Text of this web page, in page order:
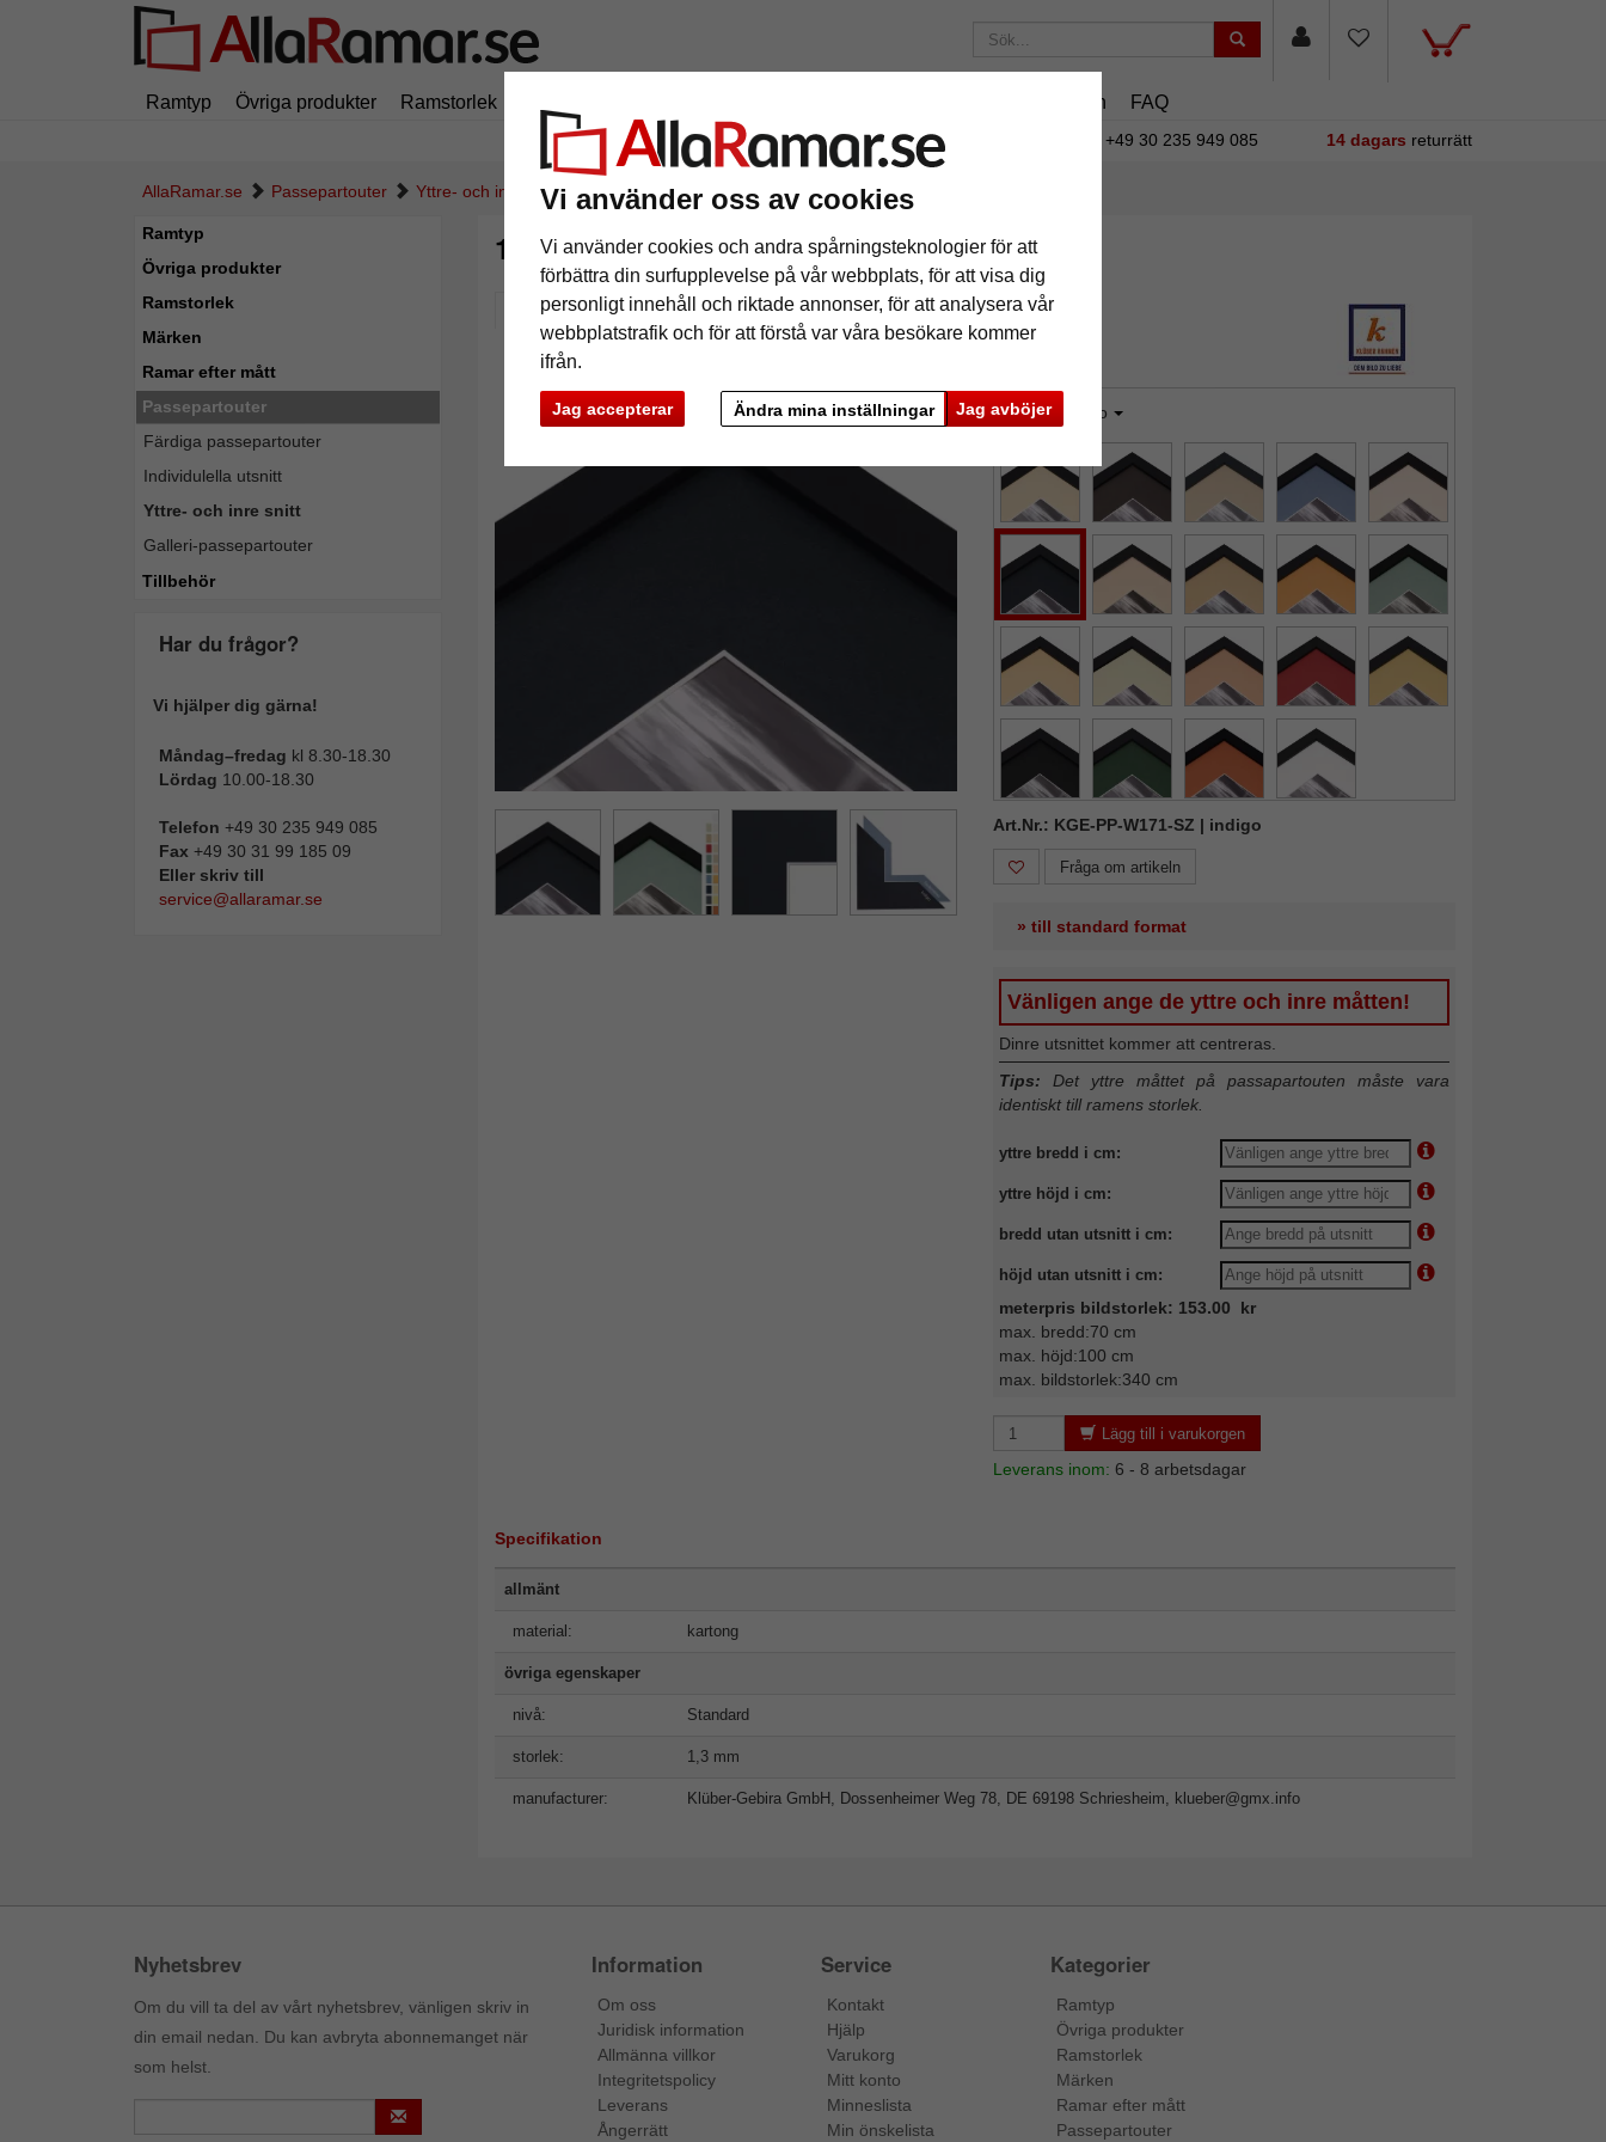
Vi använder oss av cookies
Vi använder cookies och andra spårningsteknologier för att
förbättra din surfupplevelse på vår webbplats, för att visa dig
personligt innehåll och riktade annonser, för att analysera vår
webbplatstrafik och för att förstå var våra besökare kommer
ifrån.
Jag accepterar Jag avböjer
Ändra mina inställningar
Ramtyp Övriga produkter Ramstorlek Magasin FAQ
195 kr i leveranskostnad.Oavsett hur mycket du beställer. +49 30 235 949 085 14 dagars returrätt
AllaRamar.se Passepartouter Yttre- och inre snitt 1,3 mm passepartout efter mått
Ramtyp
Övriga produkter
Ramstorlek
Märken
Ramar efter mått
Passepartouter
Färdiga passepartouter
Individulella utsnitt
Yttre- och inre snitt
Galleri-passepartouter
Tillbehör
Har du frågor?
Vi hjälper dig gärna!
Måndag–fredag kl 8.30-18.30
Lördag 10.00-18.30
Telefon +49 30 235 949 085
Fax +49 30 31 99 185 09
Eller skriv till
service@allaramar.se
1,3 mm passepartout efter mått
Pictures Preview
Nästa
färg: indigo
Art.Nr.: KGE-PP-W171-SZ | indigo
Fråga om artikeln
» till standard format
Vänligen ange de yttre och inre måtten!
Dinre utsnittet kommer att centreras.
Tips: Det yttre måttet på passapartouten måste vara
identiskt till ramens storlek.
yttre bredd i cm:
yttre höjd i cm:
bredd utan utsnitt i cm:
höjd utan utsnitt i cm:
meterpris bildstorlek: 153.00 kr
max. bredd:70 cm
max. höjd:100 cm
max. bildstorlek:340 cm
Lägg till i varukorgen
Leverans inom: 6 - 8 arbetsdagar
Specifikation
allmänt
material: kartong
övriga egenskaper
nivå: Standard
storlek: 1,3 mm
manufacturer: Klüber-Gebira GmbH, Dossenheimer Weg 78, DE 69198 Schriesheim, klueber@gmx.info
Nyhetsbrev
Om du vill ta del av vårt nyhetsbrev, vänligen skriv in
din email nedan. Du kan avbryta abonnemanget när
som helst.
Information
Om oss
Juridisk information
Allmänna villkor
Integritetspolicy
Leverans
Ångerrätt
Service
Kontakt
Hjälp
Varukorg
Mitt konto
Minneslista
Min önskelista
Kategorier
Ramtyp
Övriga produkter
Ramstorlek
Märken
Ramar efter mått
Passepartouter